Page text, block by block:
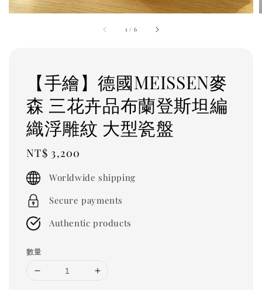
1 / 6
【手繪】德國MEISSEN麥
森 三花卉品布蘭登斯坦編
織浮雕紋 大型瓷盤
Regular
price
NT$ 3,200
Worldwide shipping
Secure payments
Authentic products
數量